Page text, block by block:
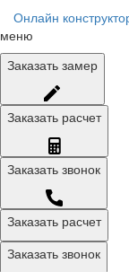
Онлайн
меню
Заказать замер
Заказать расчет
Заказать звонок
Заказать расчет
Заказать звонок